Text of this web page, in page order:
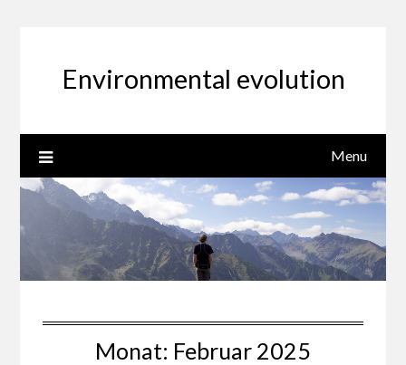
Environmental evolution
Menu
Monat: Februar 2025